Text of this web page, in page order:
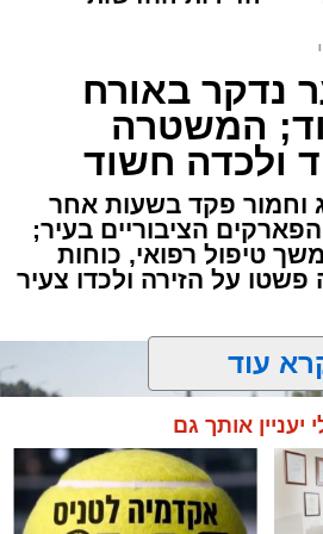
,
והמנופים של השער הימי
פעילות ענפה.
אשדוד חושף את התנהלות
מאתגרת, שהתאפיינה
חירום מתמשכת
קשיים ביטחוניים,
למלא את תפקידו
תוך שמירה על רציפות
זרימת הסחורות לישראל
נדקר באורח
המשטרה
ולכדה חשוד
וחמור פקד בשעות אחר
הציבוריים בעיר;
טיפול רפואי, כוחות
על הזירה ולכדו צעיר
עוד
יעניין אותך גם